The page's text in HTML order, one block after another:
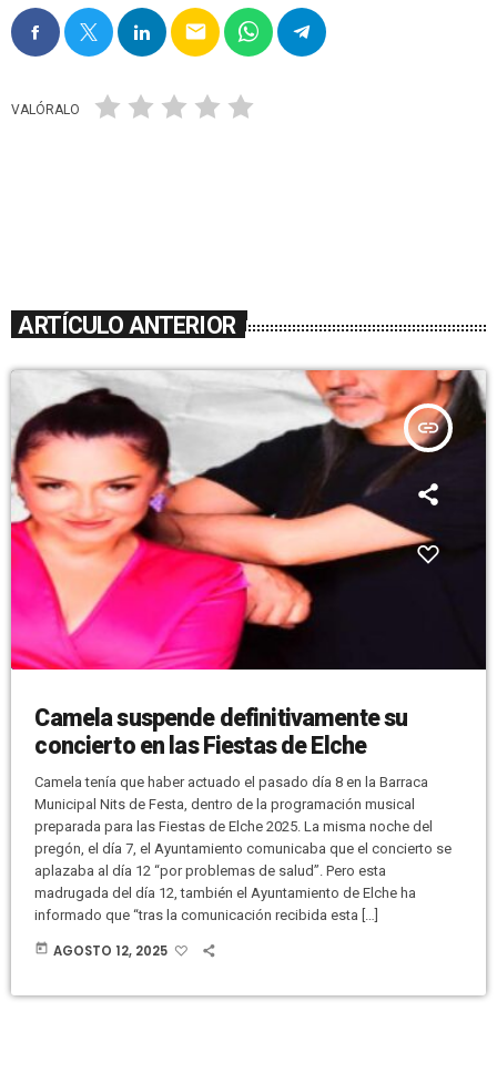
email
VALÓRALO
ARTÍCULO ANTERIOR
insert_link
Camela suspende definitivamente su
concierto en las Fiestas de Elche
Camela tenía que haber actuado el pasado día 8 en la Barraca
Municipal Nits de Festa, dentro de la programación musical
preparada para las Fiestas de Elche 2025. La misma noche del
pregón, el día 7, el Ayuntamiento comunicaba que el concierto se
aplazaba al día 12 “por problemas de salud”. Pero esta
madrugada del día 12, también el Ayuntamiento de Elche ha
informado que “tras la comunicación recibida esta […]
today AGOSTO 12, 2025